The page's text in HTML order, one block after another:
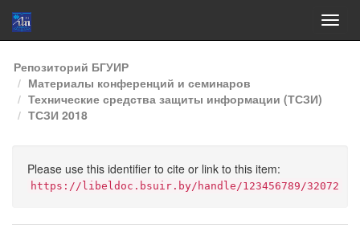
Skip
navigation
Репозиторий БГУИР
Материалы конференций и семинаров
Технические средства защиты информации (ТСЗИ)
ТСЗИ 2018
Please use this identifier to cite or link to this item:
https://libeldoc.bsuir.by/handle/123456789/32072